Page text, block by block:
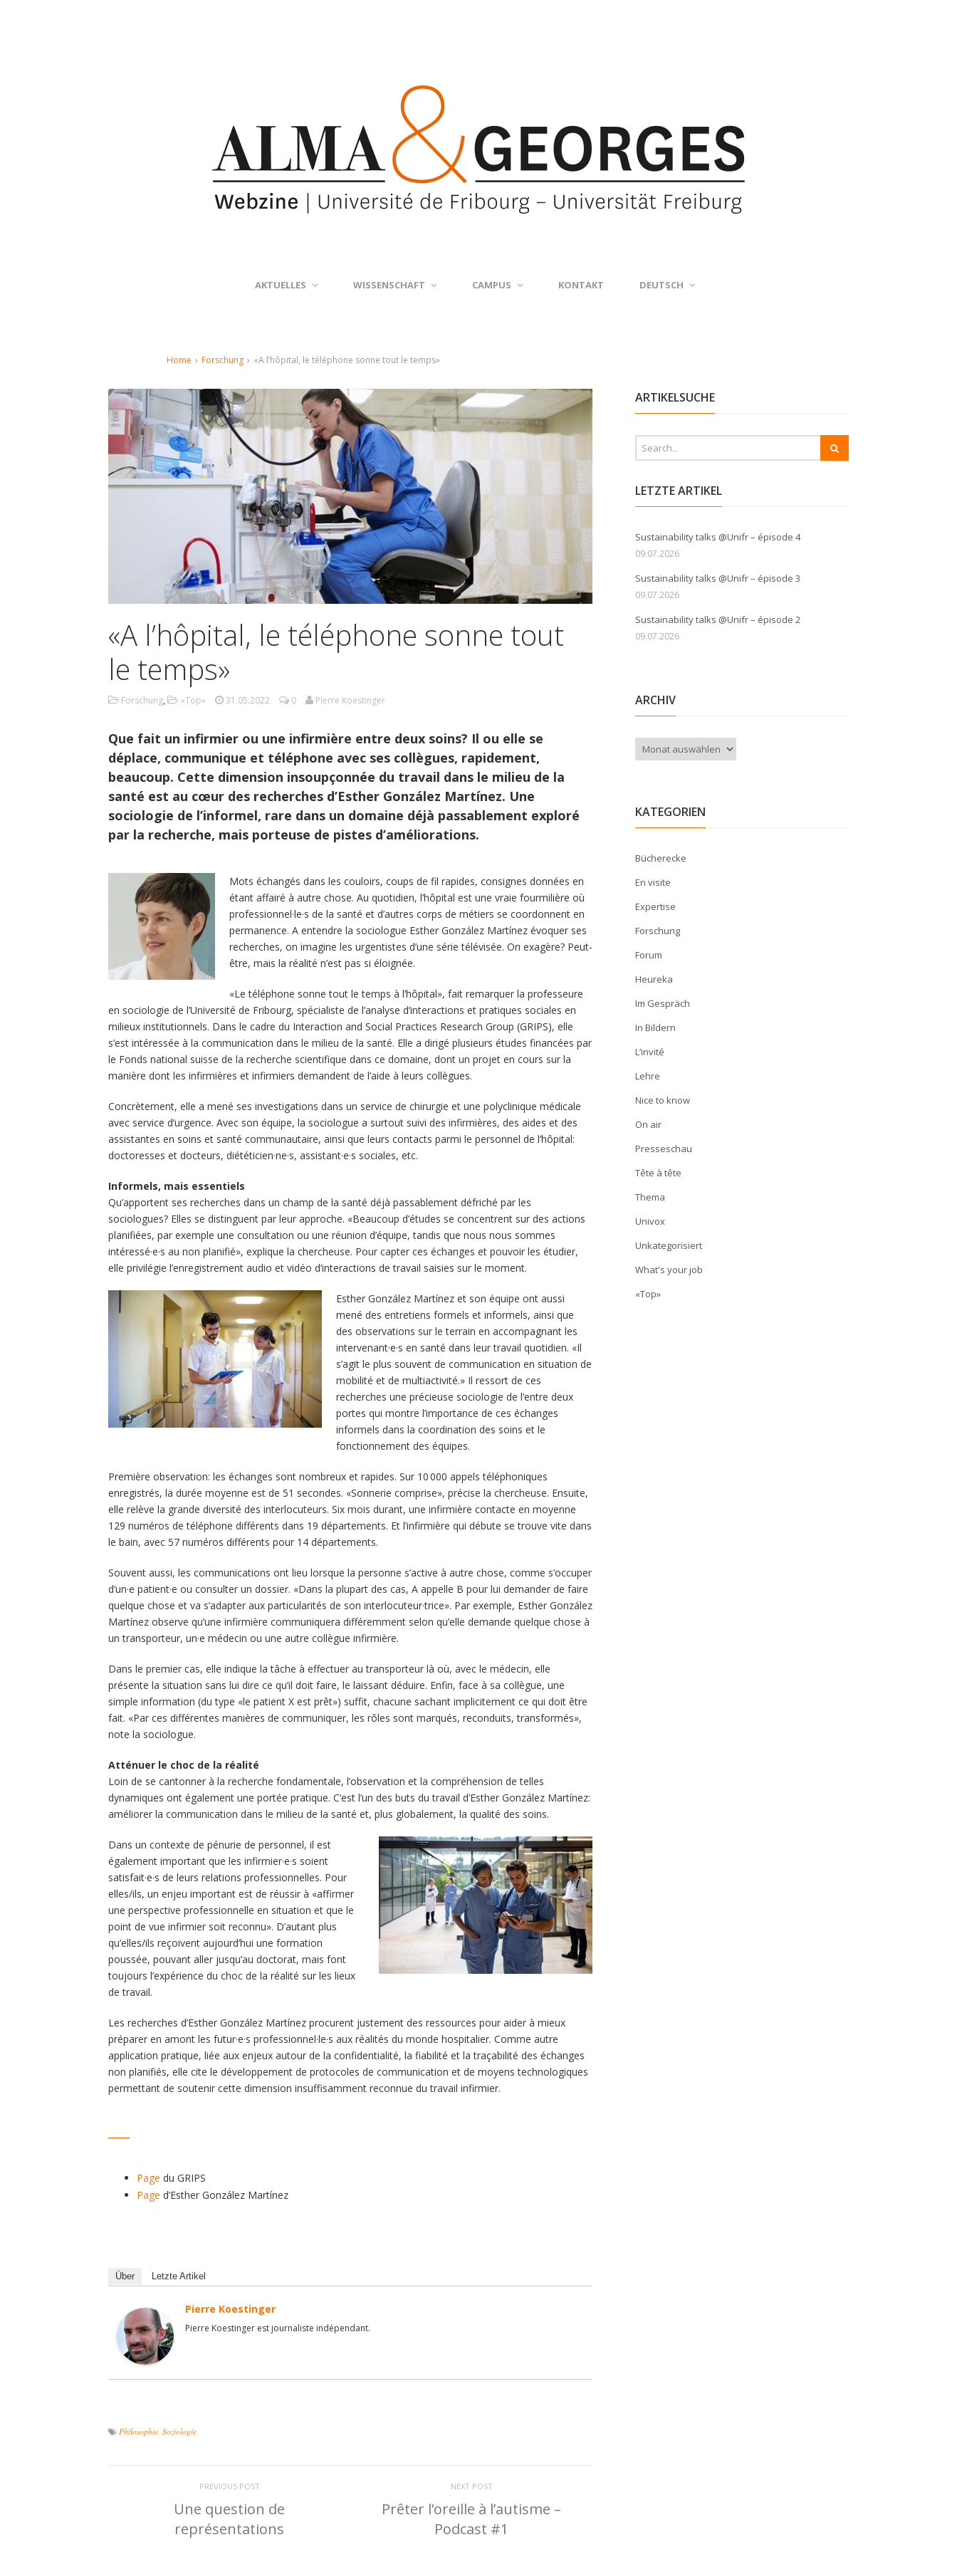
AKTUELLES WISSENSCHAFT CAMPUS KONTAKT DEUTSCH
Home › Forschung › «A l’hôpital, le téléphone sonne tout le temps»
«A l’hôpital, le téléphone sonne tout
le temps»
Forschung, «Top» 31.05.2022 0 Pierre Koestinger
Que fait un infirmier ou une infirmière entre deux soins? Il ou elle se
déplace, communique et téléphone avec ses collègues, rapidement,
beaucoup. Cette dimension insoupçonnée du travail dans le milieu de la
santé est au cœur des recherches d’Esther González Martínez. Une
sociologie de l’informel, rare dans un domaine déjà passablement exploré
par la recherche, mais porteuse de pistes d’améliorations.
Mots échangés dans les couloirs, coups de fil rapides, consignes données en
étant affairé à autre chose. Au quotidien, l’hôpital est une vraie fourmilière où
professionnel·le·s de la santé et d’autres corps de métiers se coordonnent en
permanence. A entendre la sociologue Esther González Martínez évoquer ses
recherches, on imagine les urgentistes d’une série télévisée. On exagère? Peut-
être, mais la réalité n’est pas si éloignée.
«Le téléphone sonne tout le temps à l’hôpital», fait remarquer la professeure
en sociologie de l’Université de Fribourg, spécialiste de l’analyse d’interactions et pratiques sociales en
milieux institutionnels. Dans le cadre du Interaction and Social Practices Research Group (GRIPS), elle
s’est intéressée à la communication dans le milieu de la santé. Elle a dirigé plusieurs études financées par
le Fonds national suisse de la recherche scientifique dans ce domaine, dont un projet en cours sur la
manière dont les infirmières et infirmiers demandent de l’aide à leurs collègues.
Concrètement, elle a mené ses investigations dans un service de chirurgie et une polyclinique médicale
avec service d’urgence. Avec son équipe, la sociologue a surtout suivi des infirmières, des aides et des
assistantes en soins et santé communautaire, ainsi que leurs contacts parmi le personnel de l’hôpital:
doctoresses et docteurs, diététicien·ne·s, assistant·e·s sociales, etc.
Informels, mais essentiels
Qu’apportent ses recherches dans un champ de la santé déjà passablement défriché par les
sociologues? Elles se distinguent par leur approche. «Beaucoup d’études se concentrent sur des actions
planifiées, par exemple une consultation ou une réunion d’équipe, tandis que nous nous sommes
intéressé·e·s au non planifié», explique la chercheuse. Pour capter ces échanges et pouvoir les étudier,
elle privilégie l’enregistrement audio et vidéo d’interactions de travail saisies sur le moment.
Esther González Martínez et son équipe ont aussi
mené des entretiens formels et informels, ainsi que
des observations sur le terrain en accompagnant les
intervenant·e·s en santé dans leur travail quotidien. «Il
s’agit le plus souvent de communication en situation de
mobilité et de multiactivité.» Il ressort de ces
recherches une précieuse sociologie de l’entre deux
portes qui montre l’importance de ces échanges
informels dans la coordination des soins et le
fonctionnement des équipes.
Première observation: les échanges sont nombreux et rapides. Sur 10 000 appels téléphoniques
enregistrés, la durée moyenne est de 51 secondes. «Sonnerie comprise», précise la chercheuse. Ensuite,
elle relève la grande diversité des interlocuteurs. Six mois durant, une infirmière contacte en moyenne
129 numéros de téléphone différents dans 19 départements. Et l’infirmière qui débute se trouve vite dans
le bain, avec 57 numéros différents pour 14 départements.
Souvent aussi, les communications ont lieu lorsque la personne s’active à autre chose, comme s’occuper
d’un·e patient·e ou consulter un dossier. «Dans la plupart des cas, A appelle B pour lui demander de faire
quelque chose et va s’adapter aux particularités de son interlocuteur·trice». Par exemple, Esther González
Martínez observe qu’une infirmière communiquera différemment selon qu’elle demande quelque chose à
un transporteur, un·e médecin ou une autre collègue infirmière.
Dans le premier cas, elle indique la tâche à effectuer au transporteur là où, avec le médecin, elle
présente la situation sans lui dire ce qu’il doit faire, le laissant déduire. Enfin, face à sa collègue, une
simple information (du type «le patient X est prêt») suffit, chacune sachant implicitement ce qui doit être
fait. «Par ces différentes manières de communiquer, les rôles sont marqués, reconduits, transformés»,
note la sociologue.
Atténuer le choc de la réalité
Loin de se cantonner à la recherche fondamentale, l’observation et la compréhension de telles
dynamiques ont également une portée pratique. C’est l’un des buts du travail d’Esther González Martínez:
améliorer la communication dans le milieu de la santé et, plus globalement, la qualité des soins.
Dans un contexte de pénurie de personnel, il est
également important que les infirmier·e·s soient
satisfait·e·s de leurs relations professionnelles. Pour
elles/ils, un enjeu important est de réussir à «affirmer
une perspective professionnelle en situation et que le
point de vue infirmier soit reconnu». D’autant plus
qu’elles/ils reçoivent aujourd’hui une formation
poussée, pouvant aller jusqu’au doctorat, mais font
toujours l’expérience du choc de la réalité sur les lieux
de travail.
Les recherches d’Esther González Martínez procurent justement des ressources pour aider à mieux
préparer en amont les futur·e·s professionnel·le·s aux réalités du monde hospitalier. Comme autre
application pratique, liée aux enjeux autour de la confidentialité, la fiabilité et la traçabilité des échanges
non planifiés, elle cite le développement de protocoles de communication et de moyens technologiques
permettant de soutenir cette dimension insuffisamment reconnue du travail infirmier.
Page du GRIPS
Page d’Esther González Martínez
Über Letzte Artikel
Pierre Koestinger
Pierre Koestinger est journaliste indépendant.
Philosophie, Soziologie
PREVIOUS POST
Une question de
représentations
NEXT POST
Prêter l’oreille à l’autisme –
Podcast #1
ARTIKELSUCHE
LETZTE ARTIKEL
Sustainability talks @Unifr – épisode 4
09.07.2026
Sustainability talks @Unifr – épisode 3
09.07.2026
Sustainability talks @Unifr – épisode 2
09.07.2026
ARCHIV
Archiv
KATEGORIEN
Bücherecke
En visite
Expertise
Forschung
Forum
Heureka
Im Gespräch
In Bildern
L’invité
Lehre
Nice to know
On air
Presseschau
Tête à tête
Thema
Univox
Unkategorisiert
What's your job
«Top»